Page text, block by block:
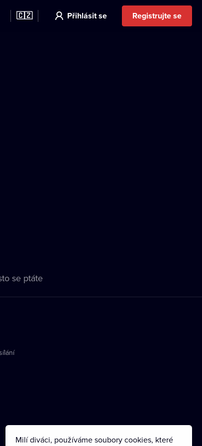
🇨🇿 Přihlásit se Registrujte se
se ptáte
Milí diváci, používáme soubory cookies, které